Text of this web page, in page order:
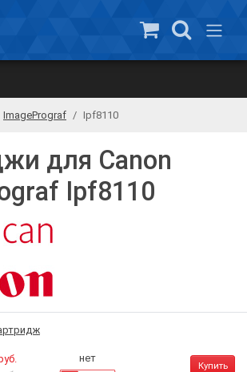
ImagePrograf Ipf8110
для Canon
Ipf8110
нет
Купить